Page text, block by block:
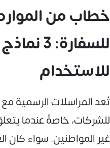
خطاب من
للاستخدام
تُعد المراسلات الرسمية مع
للشركات، خاصةً عندما
غير المواطنين. سواء